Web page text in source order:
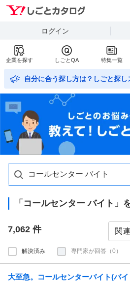
Yahoo!しごと
ログイン
企業を探す しごとQA 特集一覧
自分に合う探し方は？しごと探し
「コールセンター バイト」
7,062 件
解決済み 専門家が回答（0）
大至急。コールセンターバイト(バ